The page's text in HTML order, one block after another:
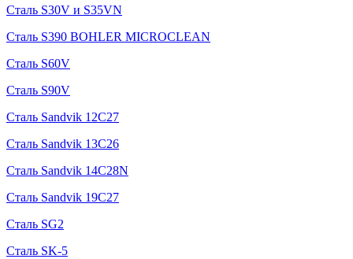
Сталь S30V и S35VN
Сталь S390 BOHLER MICROCLEAN
Сталь S60V
Сталь S90V
Сталь Sandvik 12C27
Сталь Sandvik 13C26
Сталь Sandvik 14C28N
Сталь Sandvik 19C27
Сталь SG2
Сталь SK-5